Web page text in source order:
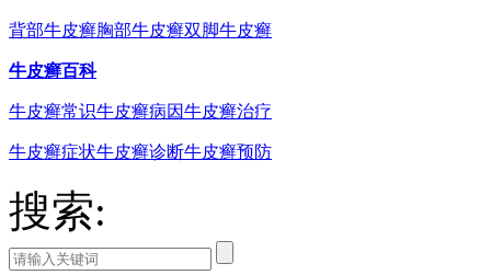
背部牛皮癣胸部牛皮癣双脚牛皮癣
牛皮癣百科
牛皮癣常识牛皮癣病因牛皮癣治疗
牛皮癣症状牛皮癣诊断牛皮癣预防
搜索: